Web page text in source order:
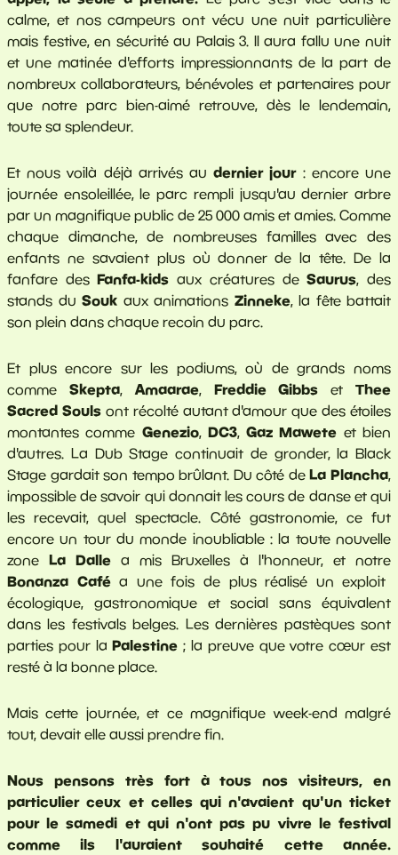
calme, et nos campeurs ont vécu une nuit particulière
mais festive, en sécurité au Palais 3. Il aura fallu une nuit
et une matinée d'efforts impressionnants de la part de
nombreux collaborateurs, bénévoles et partenaires pour
que notre parc bien-aimé retrouve, dès le lendemain,
toute sa splendeur.
Et nous voilà déjà arrivés audernier jour: encore une
journée ensoleillée, le parc rempli jusqu'au dernier arbre
par un magnifique public de 25 000 amis et amies. Comme
chaque dimanche, de nombreuses familles avec des
enfants ne savaient plus où donner de la tête. De la
fanfare desFanfa-kids aux créatures deSaurus, des
stands du Souk aux animations Zinneke, la fête battait
son plein dans chaque recoin du parc.
Et plus encore sur les podiums, où de grands noms
comme Skepta, Amaarae, Freddie Gibbs etThee
Sacred Soulsont récolté autant d'amour que des étoiles
montantes comme Genezio, DC3,Gaz Mawete et bien
d'autres. La Dub Stage continuait de gronder, la Black
Stage gardait son tempo brûlant. Du côté de La Plancha,
impossible de savoir qui donnait les cours de danse et qui
les recevait, quel spectacle. Côté gastronomie, ce fut
encore un tour du monde inoubliable : la toute nouvelle
zone La Dalle a mis Bruxelles à l'honneur, et notre
Bonanza Caféa une fois de plus réalisé un exploit
écologique, gastronomique et social sans équivalent
dans les festivals belges. Les dernières pastèques sont
parties pour laPalestine ; la preuve que votre cœur est
resté à la bonne place.
Mais cette journée, et ce magnifique week-end malgré
tout, devait elle aussi prendre fin.
Nous pensons très fort à tous nos visiteurs, en
particulier ceux et celles qui n'avaient qu'un ticket
pour le samedi et qui n'ont pas pu vivre le festival
comme ils l'auraient souhaité cette année.